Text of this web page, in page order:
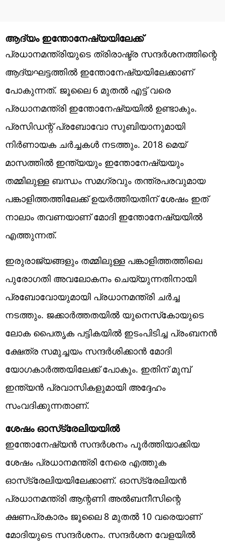
ആദ്യം ഇന്തോനേഷ്യയിലേക്ക്
പ്രധാനമന്ത്രിയുടെ ത്രിരാഷ്ട്ര സന്ദര്‍ശനത്തിന്റെ
ആദ്യഘട്ടത്തില്‍ ഇന്തോനേഷ്യയിലേക്കാണ്
പോകുന്നത്. ജൂലൈ 6 മുതല്‍ എട്ട് വരെ
പ്രധാനമന്ത്രി ഇന്തോനേഷ്യയില്‍ ഉണ്ടാകും.
പ്രസിഡന്റ് പ്രബോവോ സുബിയാനുമായി
നിര്‍ണായക ചര്‍ച്ചകള്‍ നടത്തും. 2018 മെയ്
മാസത്തില്‍ ഇന്ത്യയും ഇന്തോനേഷ്യയും
തമ്മിലുള്ള ബന്ധം സമഗ്രവും തന്ത്രപരവുമായ
പങ്കാളിത്തത്തിലേക്ക് ഉയര്‍ത്തിയതിന് ശേഷം ഇത്
നാലാം തവണയാണ് മോദി ഇന്തോനേഷ്യയില്‍
എത്തുന്നത്.
ഇരുരാജ്യങ്ങളും തമ്മിലുള്ള പങ്കാളിത്തത്തിലെ
പുരോഗതി അവലോകനം ചെയ്യുന്നതിനായി
പ്രബോവോയുമായി പ്രധാനമന്ത്രി ചര്‍ച്ച
നടത്തും. ജക്കാര്‍ത്തതയില്‍ യുനെസ്‌കോയുടെ
ലോക പൈതൃക പട്ടികയില്‍ ഇടംപിടിച്ച പ്രംബനന്‍
ക്ഷേത്ര സമുച്ചയം സന്ദര്‍ശിക്കാന്‍ മോദി
യോഗകാര്‍ത്തയിലേക്ക് പോകും. ഇതിന് മുമ്പ്
ഇന്ത്യന്‍ പ്രവാസികളുമായി അദ്ദേഹം
സംവദിക്കുന്നതാണ്.
ശേഷം ഓസ്‌ട്രേലിയയില്‍
ഇന്തോനേഷ്യന്‍ സന്ദര്‍ശനം പൂര്‍ത്തിയാക്കിയ
ശേഷം പ്രധാനമന്ത്രി നേരെ എത്തുക
ഓസ്‌ട്രേലിയയിലേക്കാണ്. ഓസ്‌ട്രേലിയന്‍
പ്രധാനമന്ത്രി ആന്റണി അല്‍ബനീസിന്റെ
ക്ഷണപ്രകാരം ജൂലൈ 8 മുതല്‍ 10 വരെയാണ്
മോദിയുടെ സന്ദര്‍ശനം. സന്ദര്‍ശന വേളയില്‍